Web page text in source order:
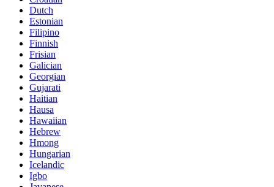
Dutch
Estonian
Filipino
Finnish
Frisian
Galician
Georgian
Gujarati
Haitian
Hausa
Hawaiian
Hebrew
Hmong
Hungarian
Icelandic
Igbo